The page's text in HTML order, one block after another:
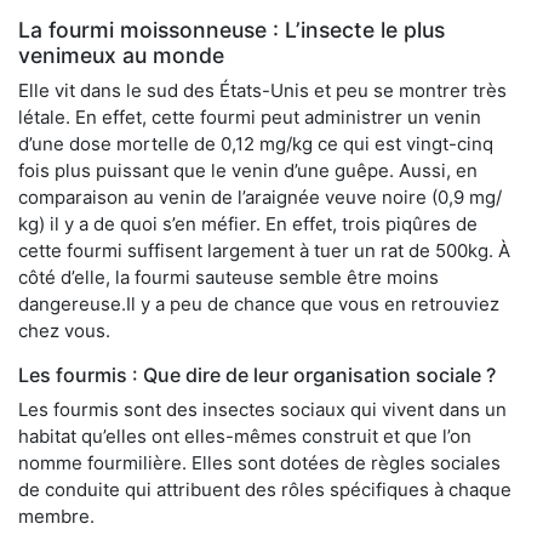
La fourmi moissonneuse : L’insecte le plus
venimeux au monde
Elle vit dans le sud des États-Unis et peu se montrer très
létale. En effet, cette fourmi peut administrer un venin
d’une dose mortelle de 0,12 mg/kg ce qui est vingt-cinq
fois plus puissant que le venin d’une guêpe. Aussi, en
comparaison au venin de l’araignée veuve noire (0,9 mg/
kg) il y a de quoi s’en méfier. En effet, trois piqûres de
cette fourmi suffisent largement à tuer un rat de 500kg. À
côté d’elle, la fourmi sauteuse semble être moins
dangereuse.Il y a peu de chance que vous en retrouviez
chez vous.
Les fourmis : Que dire de leur organisation sociale ?
Les fourmis sont des insectes sociaux qui vivent dans un
habitat qu’elles ont elles-mêmes construit et que l’on
nomme fourmilière. Elles sont dotées de règles sociales
de conduite qui attribuent des rôles spécifiques à chaque
membre.